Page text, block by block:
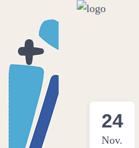
24
Nov.